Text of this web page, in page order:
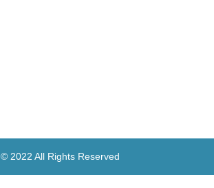
© 2022 All Rights Reserved